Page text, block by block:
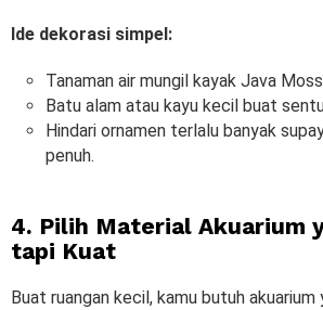
Ide dekorasi simpel:
Tanaman air mungil kayak Java
Batu alam atau kayu kecil buat
Hindari ornamen terlalu banyak
penuh.
4. Pilih Material Akuarium
tapi Kuat
Buat ruangan kecil, kamu butuh akuarium